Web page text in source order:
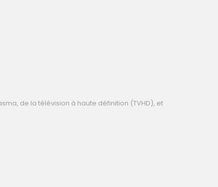
, de la télévision à haute définition (TVHD), et